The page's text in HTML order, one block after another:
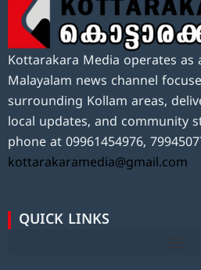
Kottarakara Media operates as
Malayalam news channel
surrounding Kollam areas,
local updates, and community
phone at 09961454976,
kottarakaramedia@gmail.com
QUICK LINKS